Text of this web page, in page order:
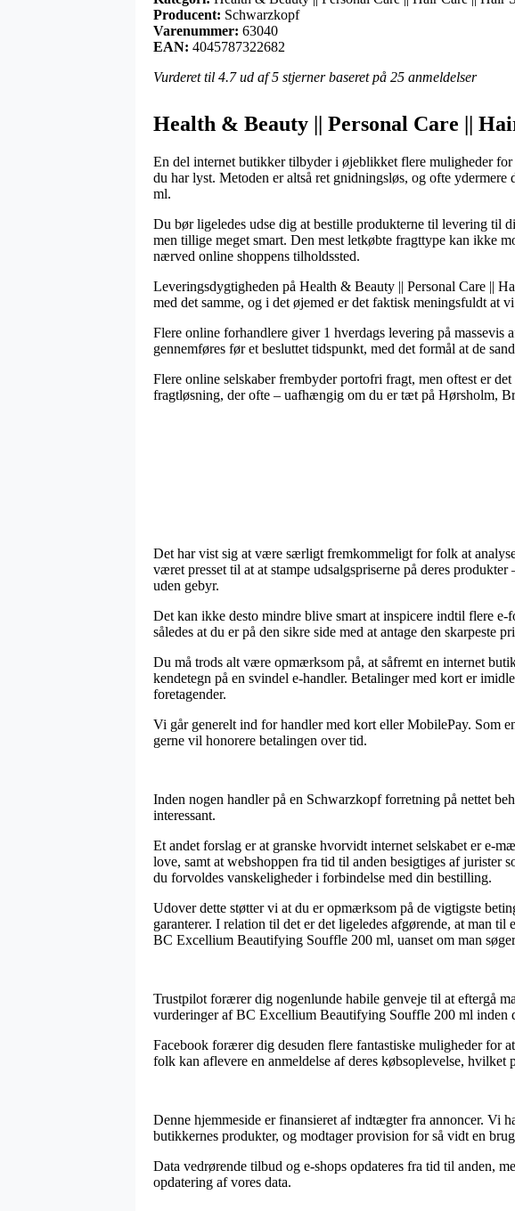
Producent: Schwarzkopf
Varenummer: 63040
EAN: 4045787322682
Vurderet til 4.7ud af 5 stjerner baseret på 25 anmeldelser
Health & Beauty || Personal Care ||
En del internet butikker tilbyder i øjeblikket flere muligheder
du har lyst. Metoden er altså ret gnidningsløs, og ofte
ml.
Du bør ligeledes udse dig at bestille produkterne til levering til
men tillige meget smart. Den mest letkøbte fragttype kan ikke
nærved online shoppens tilholdssted.
Leveringsdygtigheden på Health & Beauty || Personal Care ||
med det samme, og i det øjemed er det faktisk meningsfuldt at
Flere online forhandlere giver 1 hverdags levering på
gennemføres før et besluttet tidspunkt, med det formål at de
Flere online selskaber frembyder portofri fragt, men oftest er
fragtløsning, der ofte – uafhængig om du er tæt på Hørsholm,
Det har vist sig at være særligt fremkommeligt for folk at
været presset til at at stampe udsalgspriserne på deres
uden gebyr.
Det kan ikke desto mindre blive smart at inspicere indtil flere
således at du er på den sikre side med at antage den skarpeste
Du må trods alt være opmærksom på, at såfremt en internet
kendetegn på en svindel e-handler. Betalinger med kort er
foretagender.
Vi går generelt ind for handler med kort eller MobilePay. Som
gerne vil honorere betalingen over tid.
Inden nogen handler på en Schwarzkopf forretning på nettet
interessant.
Et andet forslag er at granske hvorvidt internet selskabet er e-
love, samt at webshoppen fra tid til anden besigtiges af
du forvoldes vanskeligheder i forbindelse med din bestilling.
Udover dette støtter vi at du er opmærksom på de vigtigste
garanterer. I relation til det er det ligeledes afgørende, at man
BC Excellium Beautifying Souffle 200 ml, uanset om man
Trustpilot forærer dig nogenlunde habile genveje til at eftergå
vurderinger af BC Excellium Beautifying Souffle 200 ml inden
Facebook forærer dig desuden flere fantastiske muligheder for
folk kan aflevere en anmeldelse af deres købsoplevelse,
Denne hjemmeside er finansieret af indtægter fra annoncer. Vi
butikkernes produkter, og modtager provision for så vidt en
Data vedrørende tilbud og e-shops opdateres fra tid til anden,
opdatering af vores data.